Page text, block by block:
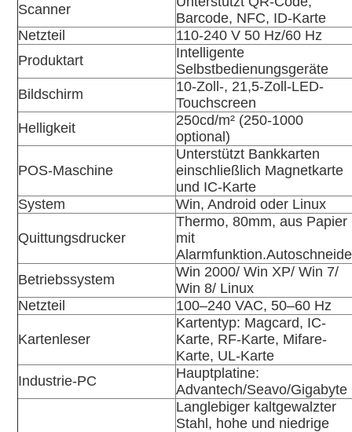
Scanner
Barcode, NFC, ID-Karte
Netzteil
110-240 V 50 Hz/60 Hz
Produktart
Intelligente
Selbstbedienungsgeräte
Bildschirm
10-Zoll-, 21,5-Zoll-LED-
Touchscreen
Helligkeit
250cd/m² (250-1000
optional)
POS-Maschine
Unterstützt Bankkarten
einschließlich Magnetkarte
und IC-Karte
System
Win, Android oder Linux
Quittungsdrucker
Thermo, 80mm, aus Papier
mit
Betriebssystem
Win 2000/ Win XP/ Win 7/
Win 8/ Linux
Netzteil
100–240 VAC, 50–60 Hz
Kartenleser
Kartentyp: Magcard, IC-
Karte, RF-Karte, Mifare-
Karte, UL-Karte
Industrie-PC
Hauptplatine:
Advantech/Seavo/Gigabyte
Langlebiger kaltgewalzter
Stahl, hohe und niedrige